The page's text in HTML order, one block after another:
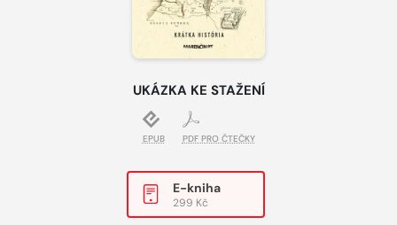
UKÁZKA KE STAŽENÍ
EPUB PDF PRO ČTEČKY
E-kniha
299 Kč